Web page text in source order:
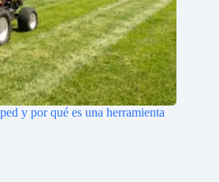
y por qué es una herramienta